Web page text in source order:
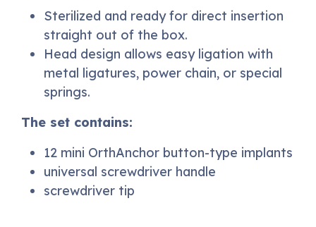
Sterilized and ready for direct insertion
straight out of the box.
Head design allows easy ligation with
metal ligatures, power chain, or special
springs.
The set contains:
12 mini OrthAnchor button-type implants
universal screwdriver handle
screwdriver tip